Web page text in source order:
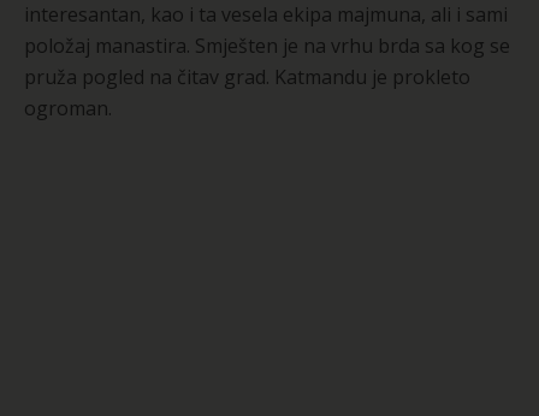
interesantan, kao i ta vesela ekipa majmuna, ali i sami
položaj manastira. Smješten je na vrhu brda sa kog se
pruža pogled na čitav grad. Katmandu je prokleto
ogroman.